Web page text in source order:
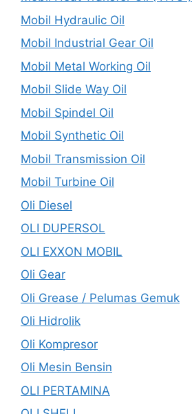
Mobil Hydraulic Oil
Mobil Industrial Gear Oil
Mobil Metal Working Oil
Mobil Slide Way Oil
Mobil Spindel Oil
Mobil Synthetic Oil
Mobil Transmission Oil
Mobil Turbine Oil
Oli Diesel
OLI DUPERSOL
OLI EXXON MOBIL
Oli Gear
Oli Grease / Pelumas Gemuk
Oli Hidrolik
Oli Kompresor
Oli Mesin Bensin
OLI PERTAMINA